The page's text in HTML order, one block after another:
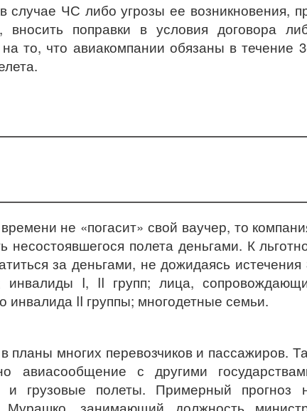
случае ЧС либо угрозы ее возникновения,
поправки в условия договора
то, что авиакомпании обязаны в течение
не «погасит» свой ваучер, то
несостоявшегося полета деньгами. К
за деньгами, не дожидаясь истечения
инвалиды I, II групп; лица,
инвалида II группы; многодетные семьи.
многих перевозчиков и пассажиров.
авиасообщение с другими
грузовые полеты. Примерный прогноз